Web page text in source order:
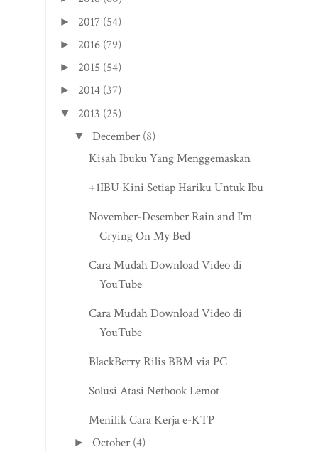
► 2017 (54)
► 2016 (79)
► 2015 (54)
► 2014 (37)
▼ 2013 (25)
▼ December (8)
Kisah Ibuku Yang Menggemaskan
+1IBU Kini Setiap Hariku Untuk Ibu
November-Desember Rain and I'm
Crying On My Bed
Cara Mudah Download Video di
YouTube
Cara Mudah Download Video di
YouTube
BlackBerry Rilis BBM via PC
Solusi Atasi Netbook Lemot
Menilik Cara Kerja e-KTP
►October (4)